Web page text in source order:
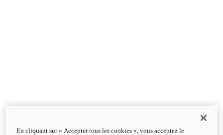
En cliquant sur « Accepter tous les cookies », vous acceptez le